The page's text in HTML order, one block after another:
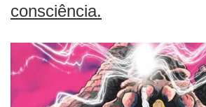
consciência.